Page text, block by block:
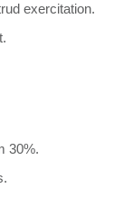
exercitation.
30%.